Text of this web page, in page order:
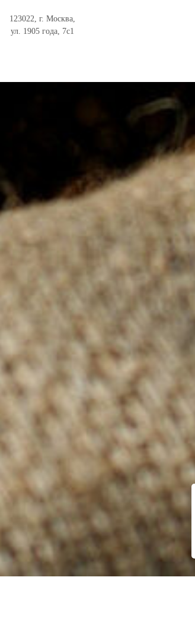
123022, г. Москва,
ул. 1905 года, 7с1